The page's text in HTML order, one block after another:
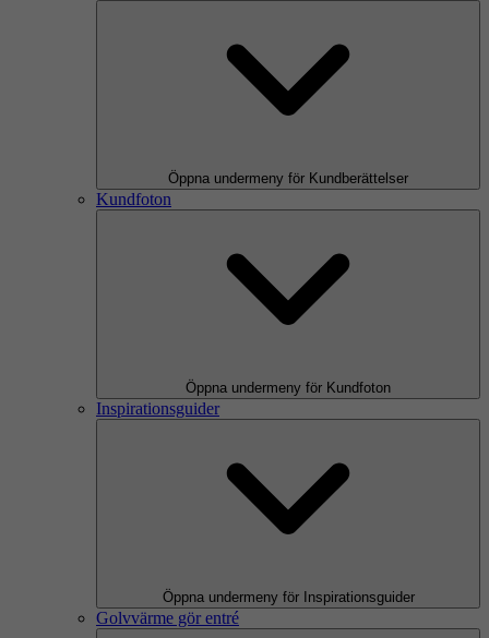
Öppna undermeny för Kundberättelser
Kundfoton
Öppna undermeny för Kundfoton
Inspirationsguider
Öppna undermeny för Inspirationsguider
Golvvärme gör entré